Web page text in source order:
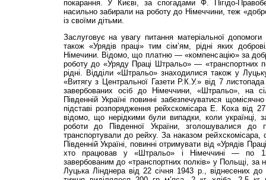
покарання. У Києві, за спогадами Ф. Пігідо-
насильно забирали на роботу до Німеччини, теж
із своїми дітьми.
Заслуговує на увагу питання матеріальної допомоги
також «Урядів праці» тим сім’ям, рідні яких
Німечини. Відомо, що платню — «компенсацію» за
роботу до «Уряду Праці Штральо» — «транспортних
рідні. Відділи «Штральо» знаходилися також у
«Витягу з Цен­тральної Газети Р.К.У.» від 7
завербованих осіб до Німеччини, «Штральо», на
Південній Україні повинні забезпечуватися
підставі розпорядження рейхскомісара Е. Коха від
відомо, що нерідкими були випадки, коли українці,
роботи до Південної України, зголошувалися до
транспортували до рейху. За наказом рейхскомісара,
Південній Україні, повинні отримувати від «Урядів
хто працював у «Штральо» і Німеччині — по
завербованим до «транспортних полків» у Польщі, за
Луцька Лінднера від 22 січня 1943 р., віднесених до